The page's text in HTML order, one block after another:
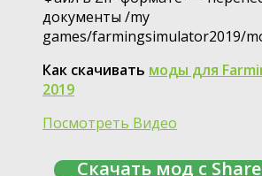
документы /my
games/farmingsimulator2019/
Как скачивать моды для
2019
Посмотреть Видео
Скачать мод с